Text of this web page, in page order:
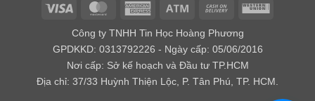
Về mặt tâm linh
Theo kinh Vê Đa của Ấn Độ, người ta cho rằng thạch
anh tím có khả năng giúp kiểm soát được cảm xúc, xoa
dịu âu lo, làm cho con người có ý nghĩa tốt lành.
Đối với các nhà trường sinh học thì lại cho rằng đây là
Visa MasterCardAmerican
Atm
Cash
Delivery
Western
Công ty TNHH Tin Học Hoàng Phương
GPDKKD: 0313792226 - Ngày cấp: 05/06/2016
Nơi cấp: Sở kế hoạch và Đầu tư TP.HCM
Địa chỉ: 37/33 Huỳnh Thiện Lộc, P. Tân Phú, TP. HCM.